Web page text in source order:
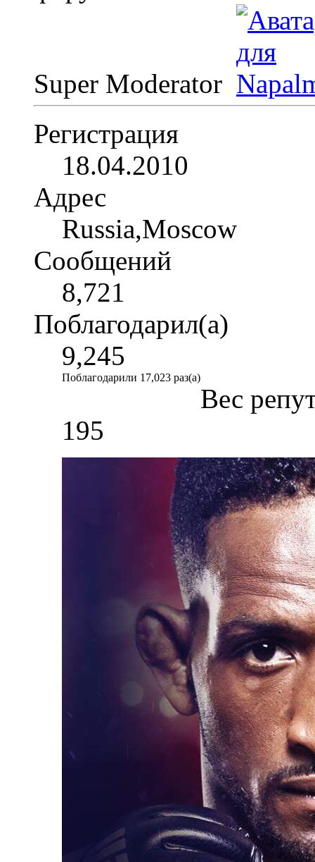
Super Moderator
Регистрация
18.04.2010
Адрес
Russia,Moscow
Сообщений
8,721
Поблагодарил(а)
9,245
Поблагодарили 17,023 раз(а)
Вес
195